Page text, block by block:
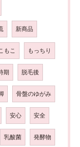
新商品
もこ もっちり
期 脱毛後
骨盤のゆがみ
安心 安全
乳酸菌 発酵物